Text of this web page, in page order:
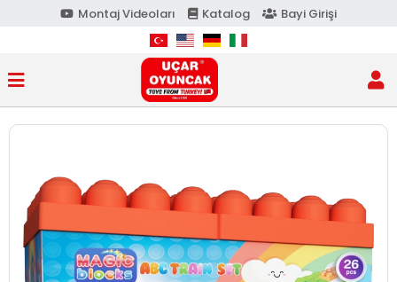
Montaj Videoları Katalog Bayi Girişi